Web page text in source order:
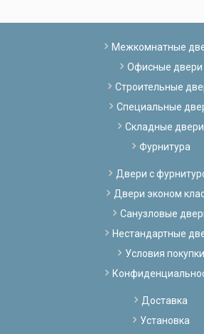
Межкомнатные
Офисные двери
Строительные
Специальные
Складные двери
Фурнитура
Двери с
Двери эконом
Санузловые
Нестандартные
Условия покупки
Доставка
Установка